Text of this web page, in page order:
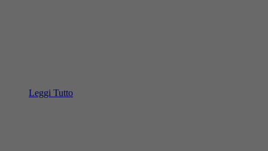
Leggi Tutto